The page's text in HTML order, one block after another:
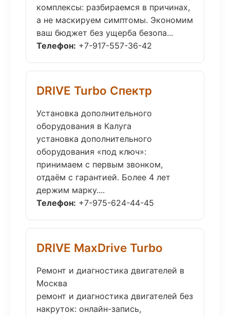
комплексы: разбираемся в причинах,
а не маскируем симптомы. Экономим
ваш бюджет без ущерба безопа...
Телефон: +7-917-557-36-42
DRIVE Turbo Спектр
Установка дополнительного
оборудования в Калуга
установка дополнительного
оборудования «под ключ»:
принимаем с первым звонком,
отдаём с гарантией. Более 4 лет
держим марку....
Телефон: +7-975-624-44-45
DRIVE MaxDrive Turbo
Ремонт и диагностика двигателей в
Москва
ремонт и диагностика двигателей без
накруток: онлайн-запись,